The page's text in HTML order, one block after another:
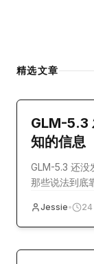
精选文章
GLM-5.3
知的信息
GLM-5.3 还没
那些说法到底
Jessie• 24
教程